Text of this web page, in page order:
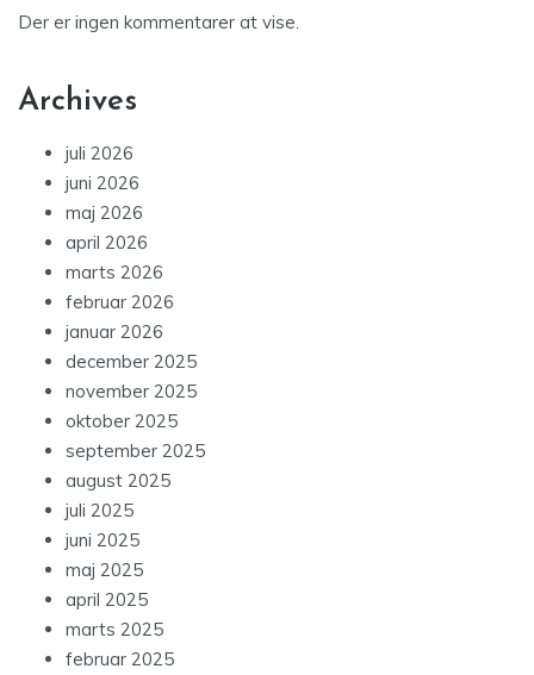
Der er ingen kommentarer at vise.
Archives
juli 2026
juni 2026
maj 2026
april 2026
marts 2026
februar 2026
januar 2026
december 2025
november 2025
oktober 2025
september 2025
august 2025
juli 2025
juni 2025
maj 2025
april 2025
marts 2025
februar 2025